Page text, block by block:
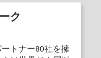
ク
トナー80社を擁